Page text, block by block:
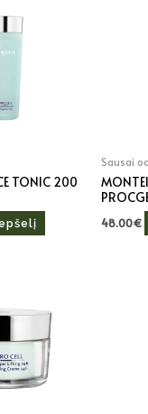
TONIC 200
Sausai
48.00€